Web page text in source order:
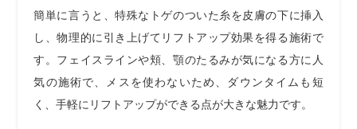
簡単に言うと、特殊なトゲのついた糸を皮膚の下に挿入
し、物理的に引き上げてリフトアップ効果を得る施術で
す。フェイスラインや頬、顎のたるみが気になる方に人
気の施術で、メスを使わないため、ダウンタイムも短
く、手軽にリフトアップができる点が大きな魅力です。